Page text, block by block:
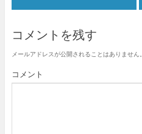
コメントを残す
メールアドレスが公開されることはありません。
コメント